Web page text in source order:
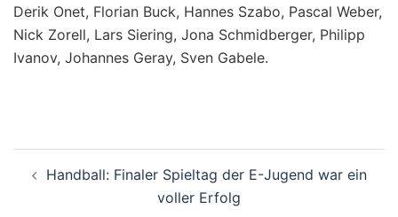
Derik Onet, Florian Buck, Hannes Szabo, Pascal Weber,
Nick Zorell, Lars Siering, Jona Schmidberger, Philipp
Ivanov, Johannes Geray, Sven Gabele.
Handball: Finaler Spieltag der E-Jugend war ein
voller Erfolg